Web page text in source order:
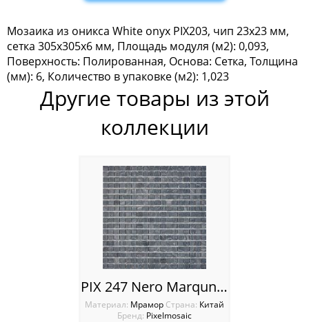
Мозаика Опера Декора
Россия
Мозаика из оникса White onyx PIX203, чип 23x23 мм,
сетка 305х305x6 мм, Площадь модуля (м2): 0,093,
Поверхность: Полированная, Основа: Сетка, Толщина
(мм): 6, Количество в упаковке (м2): 1,023
Другие товары из этой
коллекции
PIX 247 Nero Marquna, чип 15х15 мм, сетка 305х305х4 мм, Матовая
Материал: Мрамор Cтрана: Китай
Бренд: Pixelmosaic